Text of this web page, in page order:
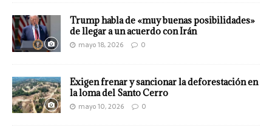
Trump habla de «muy buenas posibilidades»
de llegar a un acuerdo con Irán
mayo 18, 2026 0
Exigen frenar y sancionar la deforestación en
la loma del Santo Cerro
mayo 10, 2026 0